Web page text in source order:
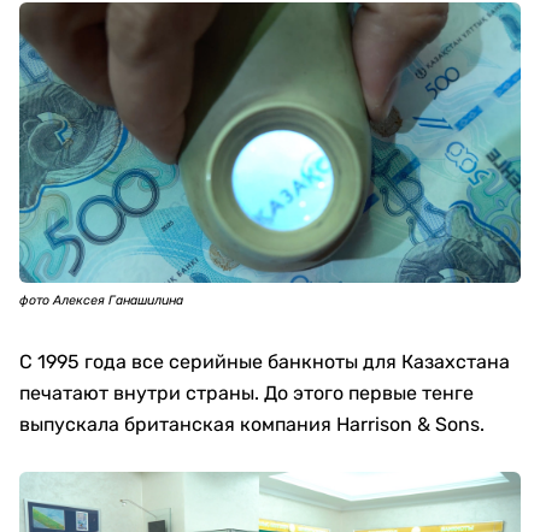
фото Алексея Ганашилина
С 1995 года все серийные банкноты для Казахстана
печатают внутри страны. До этого первые тенге
выпускала британская компания Harrison & Sons.